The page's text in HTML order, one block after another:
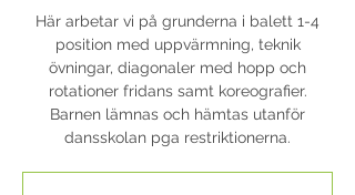
Här arbetar vi på grunderna i balett 1-4
position med uppvärmning, teknik
övningar, diagonaler med hopp och
rotationer fridans samt koreografier.
Barnen lämnas och hämtas utanför
dansskolan pga restriktionerna.